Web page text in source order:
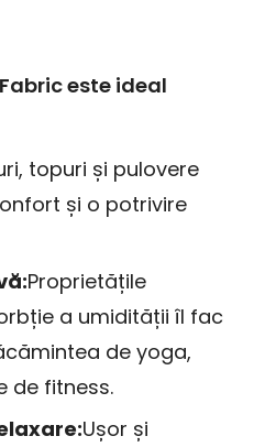
este ideal
topuri și pulovere
și o potrivire
Proprietățile
a umidității îl fac
de yoga,
de fitness.
Ușor și